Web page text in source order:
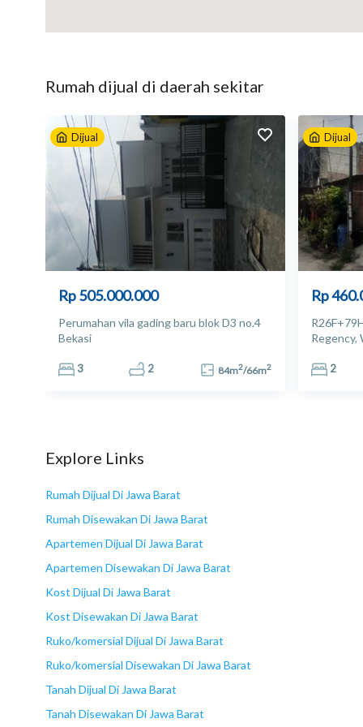
0812 1058 303
Listrik: 1300 watt
Sumber air: Air tanah
Apakah mobil masuk? Masuk mobil Jalan lebar
Rumah dijual di daerah sekitar
Dijual
Rp 505.000.000
Perumahan vila gading baru blok D3 no.4
Bekasi
3 2 84m2/66m2
Dijual
Rp
Regency,
2
Explore Links
Rumah Dijual Di Jawa Barat
Rumah Disewakan Di Jawa Barat
Apartemen Dijual Di Jawa Barat
Apartemen Disewakan Di Jawa Barat
Kost Dijual Di Jawa Barat
Kost Disewakan Di Jawa Barat
Ruko/komersial Dijual Di Jawa Barat
Ruko/komersial Disewakan Di Jawa Barat
Tanah Dijual Di Jawa Barat
Tanah Disewakan Di Jawa Barat